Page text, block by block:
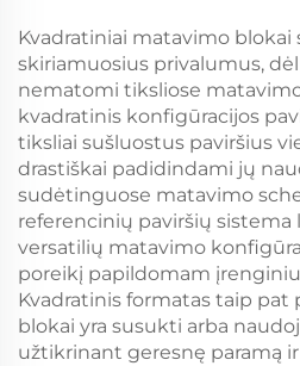
Kvadratiniai matavimo blokai
skiriamuosius privalumus,
nematomi tiksliose
kvadratinis konfigūracijos
tiksliai sušluostus paviršius
drastiškai padidindami jų
sudėtinguose matavimo
referencinių paviršių
versatilių matavimo
poreikį papildomam
Kvadratinis formatas taip pat
blokai yra susukti arba
užtikrinant geresnę paramą